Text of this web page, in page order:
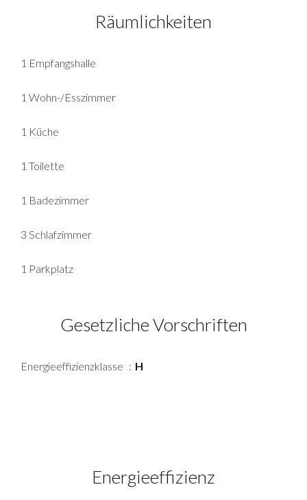
Räumlichkeiten
1 Empfangshalle
1 Wohn-/Esszimmer
1 Küche
1 Toilette
1 Badezimmer
3 Schlafzimmer
1 Parkplatz
Gesetzliche Vorschriften
Energieeffizienzklasse H
Energieeffizienz